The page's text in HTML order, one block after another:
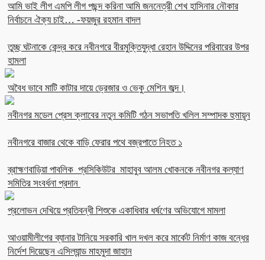
আমি ভাই লীগ এমপি লীগ পছন্দ করিনা আমি জননেত্রী শেখ হাসিনার নৌকার
নির্বাচনে ঐক্য চাই… -ফয়জুর রহমান বাদল
তুচ্ছ ঘটনাকে কেন্দ্র করে নবীনগরে বীরমুক্তিযুদ্ধা রেহান উদ্দিনের পরিবারের উপর
হামলা
অবৈধ ভাবে মাটি কাটার দায়ে ড্রেজার ও ভেকু মেশিন জব্দ।
নবীনগর মডেল প্রেস ক্লাবের নতুন কমিটি গঠন সভাপতি খলিল সম্পাদক হুমায়ূন
নবীনগরে বাজার থেকে বাড়ি ফেরার পথে বজ্রপাতে নিহত ১
ব্রাহ্মণবাড়িয়া পাবলিক প্রসিকিউটর মাহাবুব আলম খোকনকে নবীনগর কল্যাণ
সমিতির সংবর্ধনা প্রদান
প্রলোভন দেখিয়ে প্রতিবন্ধী শিশুকে একাধিবার ধর্ষণের অভিযোগে মামলা
আওয়ামীলীগের ব্যানার টানিয়ে সরকারি খাল দখল করে মার্কেট নির্মাণ কাজ বন্ধের
নির্দেশ দিয়েছেন এসিল্যান্ড মাহমুদা জাহান